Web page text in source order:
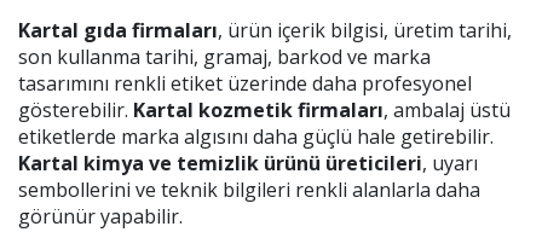
Kartal gıda firmaları, ürün içerik bilgisi, üretim tarihi,
son kullanma tarihi, gramaj, barkod ve marka
tasarımını renkli etiket üzerinde daha profesyonel
gösterebilir. Kartal kozmetik firmaları, ambalaj üstü
etiketlerde marka algısını daha güçlü hale getirebilir.
Kartal kimya ve temizlik ürünü üreticileri, uyarı
sembollerini ve teknik bilgileri renkli alanlarla daha
görünür yapabilir.